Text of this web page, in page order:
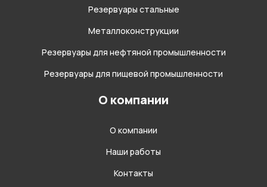
Резервуары стальные
Металлоконструкции
Резервуары для нефтяной промышленности
Резервуары для пищевой промышленности
О компании
О компании
Наши работы
Контакты